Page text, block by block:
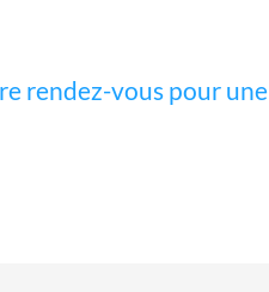
rendez-vous pour une